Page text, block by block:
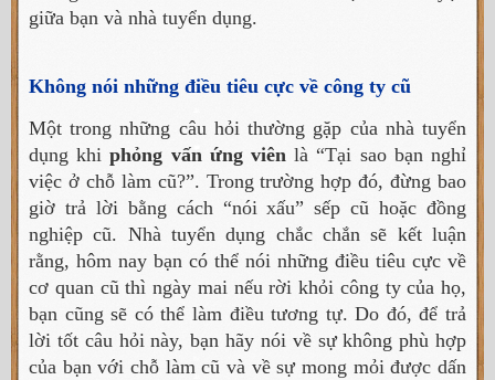
giữa bạn và nhà tuyển dụng.
Không nói những điều tiêu cực về công ty cũ
Một trong những câu hỏi thường gặp của nhà tuyển
dụng khiphỏng vấn ứng viên là “Tại sao bạn nghỉ
việc ở chỗ làm cũ?”. Trong trường hợp đó, đừng bao
giờ trả lời bằng cách “nói xấu” sếp cũ hoặc đồng
nghiệp cũ. Nhà tuyển dụng chắc chắn sẽ kết luận
rằng, hôm nay bạn có thể nói những điều tiêu cực về
cơ quan cũ thì ngày mai nếu rời khỏi công ty của họ,
bạn cũng sẽ có thể làm điều tương tự. Do đó, để trả
lời tốt câu hỏi này, bạn hãy nói về sự không phù hợp
của bạn với chỗ làm cũ và về sự mong mỏi được dấn